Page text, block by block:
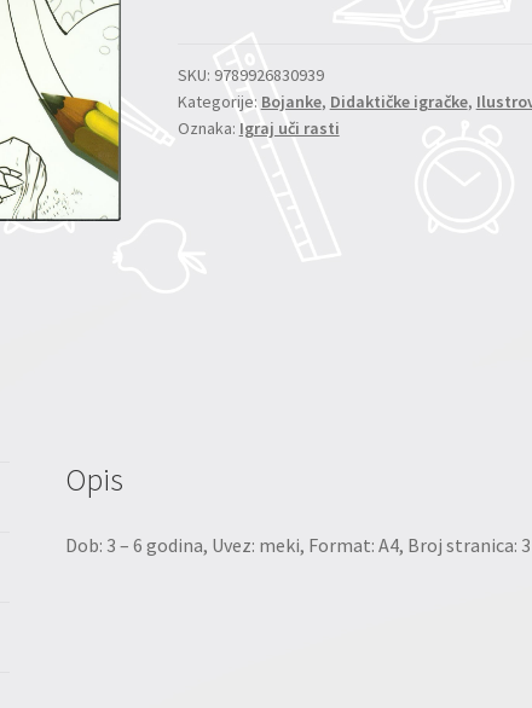
količina
SKU: 9789926830939
Kategorije: Bojanke, Didaktičke igračke,
Oznaka: Igraj uči rasti
Opis
Dob: 3 – 6 godina, Uvez: meki, Format: A4, Broj stranica: